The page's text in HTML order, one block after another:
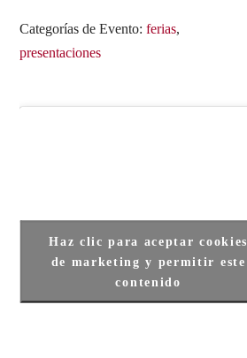
Categorías de Evento: ferias,
presentaciones
Haz clic para aceptar cookies
de marketing y permitir este
contenido